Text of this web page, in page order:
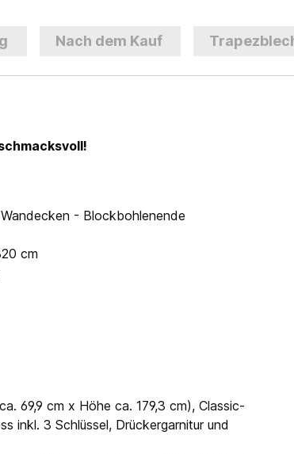
Nach dem Kauf
- Blockbohlenende
cm
69,9 cm x Höhe ca. 179,3 cm), Classic-
inkl. 3 Schlüssel, Drückergarnitur und